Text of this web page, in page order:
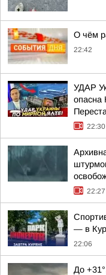
О чём
22:42
УДАР
22:30
22:27
— в
22:06
До